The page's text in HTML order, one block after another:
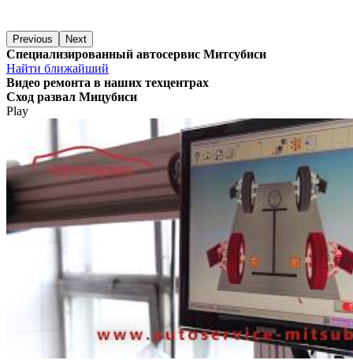
Previous Next
Специализированный автосервис Митсубиси
Найти ближайший
Видео ремонта в наших техцентрах
Сход развал Мицубиси
Play